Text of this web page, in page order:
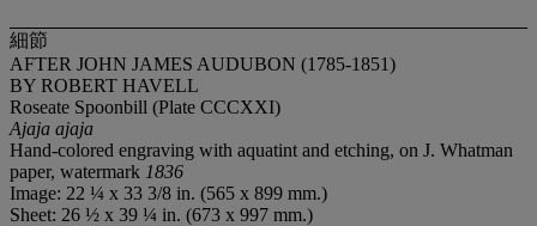
細節
AFTER JOHN JAMES AUDUBON (1785-1851)
BY ROBERT HAVELL
Roseate Spoonbill (Plate CCCXXI)
Ajaja ajaja
Hand-colored engraving with aquatint and etching, on J. Whatman
paper, watermark 1836
Image: 22 ¼ x 33 3/8 in. (565 x 899 mm.)
Sheet: 26 ½ x 39 ¼ in. (673 x 997 mm.)